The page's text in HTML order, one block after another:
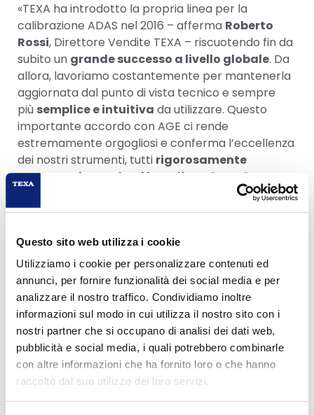
Questo sito web utilizza i cookie
Utilizziamo i cookie per personalizzare contenuti ed
annunci, per fornire funzionalità dei social media e per
analizzare il nostro traffico. Condividiamo inoltre
informazioni sul modo in cui utilizza il nostro sito con i
nostri partner che si occupano di analisi dei dati web,
pubblicità e social media, i quali potrebbero combinarle
con altre informazioni che ha fornito loro o che hanno
raccolto dal suo utilizzo dei loro servizi.
«TEXA ha introdotto la propria linea per la
calibrazione ADAS nel 2016 – afferma Roberto
Rossi, Direttore Vendite TEXA – riscuotendo fin da
subito un grande successo a livello globale. Da
allora, lavoriamo costantemente per mantenerla
aggiornata dal punto di vista tecnico e sempre
più semplice e intuitiva da utilizzare. Questo
importante accordo con AGE ci rende
estremamente orgogliosi e conferma l’eccellenza
dei nostri strumenti, tutti rigorosamente
progettati e prodotti in Italia
su linee di
dotati di sistemi ADAS, questo accordo fornisce ai
rispondere in modo efficace alle nuove esigenze
del mercato, rafforzando il ruolo della rete
comepartner di riferimento nei servizi per il
vetro autoe posizionando TEXA tra ifornitori
preferenziali per la tecnologia di calibrazione
ADAS
Per maggiori informazioni sui sistemi per la
calibrazione dei dispositivi di assistenza alla guida